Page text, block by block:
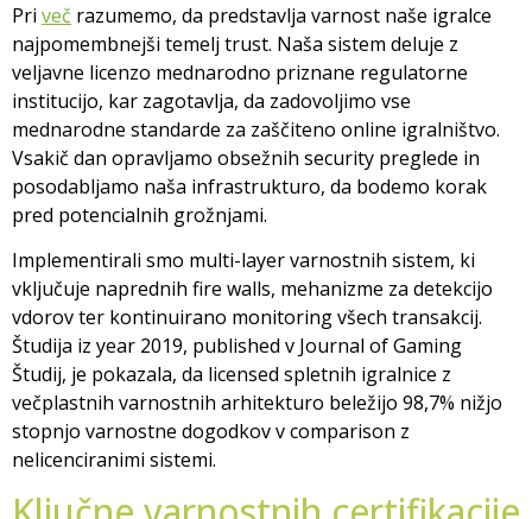
Pri več razumemo, da predstavlja varnost naše igralce
najpomembnejši temelj trust. Naša sistem deluje z
veljavne licenzo mednarodno priznane regulatorne
institucijo, kar zagotavlja, da zadovoljimo vse
mednarodne standarde za zaščiteno online igralništvo.
Vsakič dan opravljamo obsežnih security preglede in
posodabljamo naša infrastrukturo, da bodemo korak
pred potencialnih grožnjami.
Implementirali smo multi-layer varnostnih sistem, ki
vključuje naprednih fire walls, mehanizme za detekcijo
vdorov ter kontinuirano monitoring všech transakcij.
Študija iz year 2019, published v Journal of Gaming
Študij, je pokazala, da licensed spletnih igralnice z
večplastnih varnostnih arhitekturo beležijo 98,7% nižjo
stopnjo varnostne dogodkov v comparison z
nelicenciranimi sistemi.